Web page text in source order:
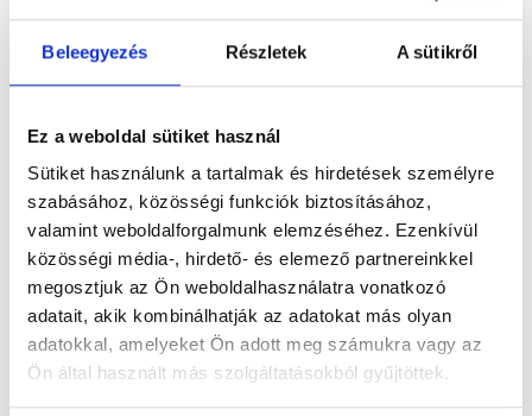
Beleegyezés Részletek A sütikről
Ez a weboldal sütiket használ
Sütiket használunk a tartalmak és hirdetések személyre
szabásához, közösségi funkciók biztosításához,
valamint weboldalforgalmunk elemzéséhez. Ezenkívül
közösségi média-, hirdető- és elemező partnereinkkel
megosztjuk az Ön weboldalhasználatra vonatkozó
adatait, akik kombinálhatják az adatokat más olyan
adatokkal, amelyeket Ön adott meg számukra vagy az
Ön által használt más szolgáltatásokból gyűjtöttek.
Összes szakterület
Főoldal Klinikák Háziorvos, Kiskőrös
Dr. Martinkó István háziorvos rendelése - Kiskőrös